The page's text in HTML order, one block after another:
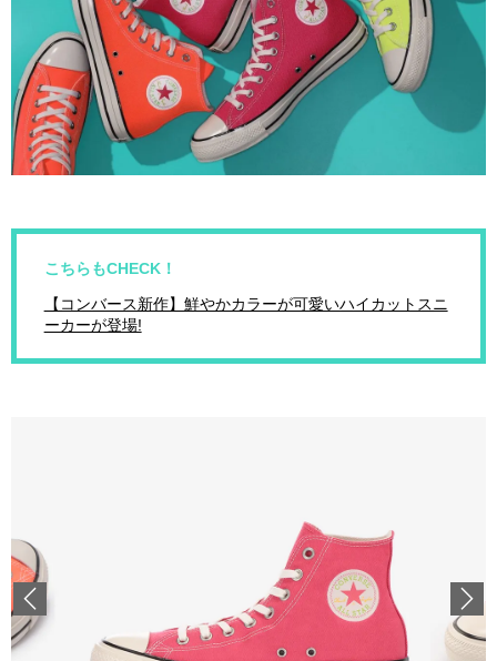
こちらもCHECK！
【コンバース新作】鮮やかカラーが可愛いハイカットスニ
ーカーが登場!